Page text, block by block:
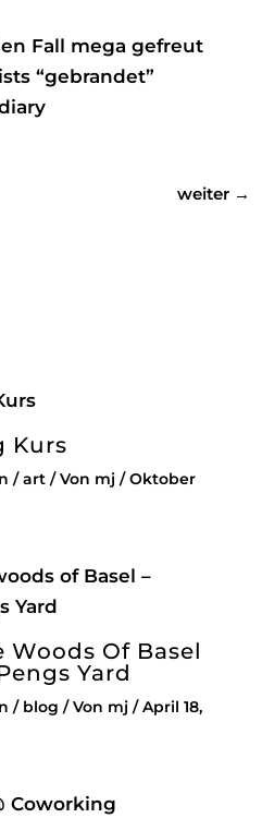
Fall mega gefreut
“gebrandet”
weiter →
Kurs
/art/ Von mj /Oktober
Woods Of Basel
Yard
/ blog / Von mj /April 18,